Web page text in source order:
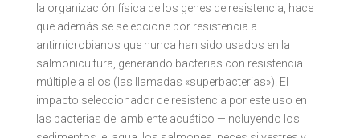
la organización física de los genes de resistencia, hace
que además se seleccione por resistencia a
antimicrobianos que nunca han sido usados en la
salmonicultura, generando bacterias con resistencia
múltiple a ellos (las llamadas «superbacterias»). El
impacto seleccionador de resistencia por este uso en
las bacterias del ambiente acuático —incluyendo los